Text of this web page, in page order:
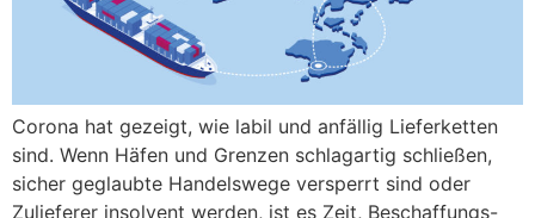
Corona hat gezeigt, wie labil und anfällig Lieferketten
sind. Wenn Häfen und Grenzen schlagartig schließen,
sicher geglaubte Handelswege versperrt sind oder
Zulieferer insolvent werden, ist es Zeit, Beschaffungs-